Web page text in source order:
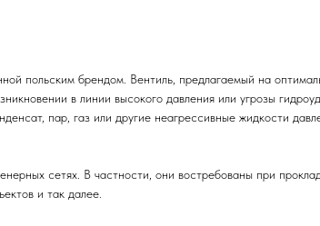
польским брендом. Вентиль, предлагаемый на
в линии высокого давления или угрозы
пар, газ или другие неагрессивные жидкости
сетях. В частности, они востребованы при
и так далее.